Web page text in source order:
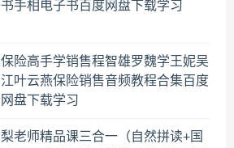
手相电子书百度网盘下载学习
险高手学销售程智雄罗魏学王妮吴
叶云燕保险销售音频教程合集百度
盘下载学习
老师精品课三合一（自然拼读+国